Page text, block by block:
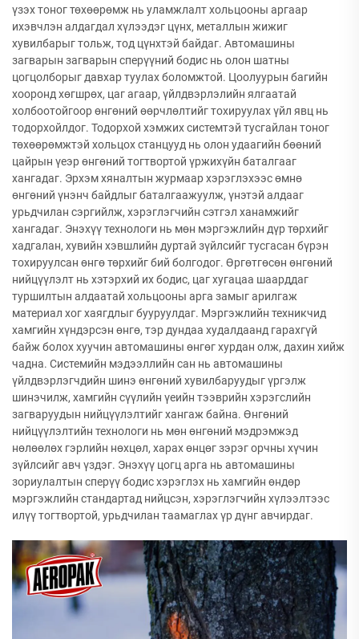
үзэх тоног төхөөрөмж нь уламжлалт хольцооны аргаар
ихэвчлэн алдагдал хүлээдэг цүнх, металлын жижиг
хувилбарыг тольж, тод цүнхтэй байдаг. Автомашины
загварын загварын сперүүний бодис нь олон шатны
цогцолборыг давхар туулах боломжтой. Цоолуурын багийн
хооронд хөгшрөх, цаг агаар, үйлдвэрлэлийн ялгаатай
холбоотойгоор өнгөний өөрчлөлтийг тохируулах үйл явц нь
тодорхойлдог. Тодорхой хэмжих системтэй тусгайлан тоног
төхөөрөмжтэй хольцох станцууд нь олон удаагийн бөөний
цайрын үеэр өнгөний тогтвортой үржихүйн баталгааг
хангадаг. Эрхэм хяналтын журмаар хэрэглэхээс өмнө
өнгөний үнэнч байдлыг баталгаажуулж, үнэтэй алдааг
урьдчилан сэргийлж, хэрэглэгчийн сэтгэл ханамжийг
хангадаг. Энэхүү технологи нь мөн мэргэжлийн дүр төрхийг
хадгалан, хувийн хэвшлийн дуртай зүйлсийг тусгасан бүрэн
тохируулсан өнгө төрхийг бий болгодог. Өргөтгөсөн өнгөний
нийцүүлэлт нь хэтэрхий их бодис, цаг хугацаа шаарддаг
туршилтын алдаатай хольцооны арга замыг арилгаж
материал хог хаягдлыг бууруулдаг. Мэргэжлийн техникчид
хамгийн хүндэрсэн өнгө, тэр дундаа худалдаанд гарахгүй
байж болох хуучин автомашины өнгөг хурдан олж, дахин хийж
чадна. Системийн мэдээллийн сан нь автомашины
үйлдвэрлэгчдийн шинэ өнгөний хувилбаруудыг үргэлж
шинэчилж, хамгийн сүүлийн үеийн тээврийн хэрэгслийн
загваруудын нийцүүлэлтийг хангаж байна. Өнгөний
нийцүүлэлтийн технологи нь мөн өнгөний мэдрэмжэд
нөлөөлөх гэрлийн нөхцөл, харах өнцөг зэрэг орчны хүчин
зүйлсийг авч үздэг. Энэхүү цогц арга нь автомашины
зориулалтын сперүү бодис хэрэглэх нь хамгийн өндөр
мэргэжлийн стандартад нийцсэн, хэрэглэгчийн хүлээлтээс
илүү тогтвортой, урьдчилан таамаглах үр дүнг авчирдаг.